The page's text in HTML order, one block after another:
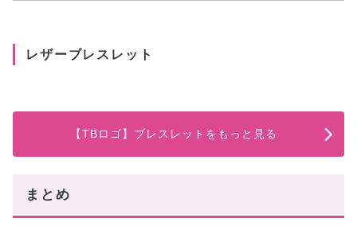
レザーブレスレット
【TBロゴ】ブレスレットをもっと見る
まとめ